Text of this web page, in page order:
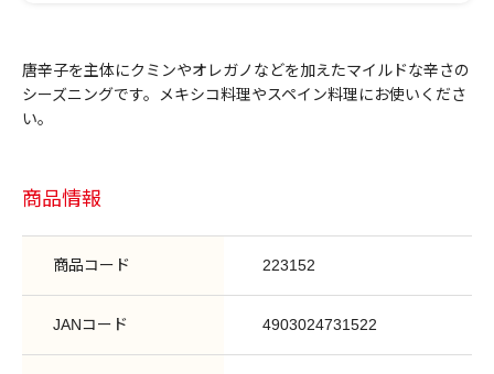
唐辛子を主体にクミンやオレガノなどを加えたマイルドな辛さの
シーズニングです。メキシコ料理やスペイン料理にお使いくださ
い。
商品情報
商品コード 223152
JANコード 4903024731522